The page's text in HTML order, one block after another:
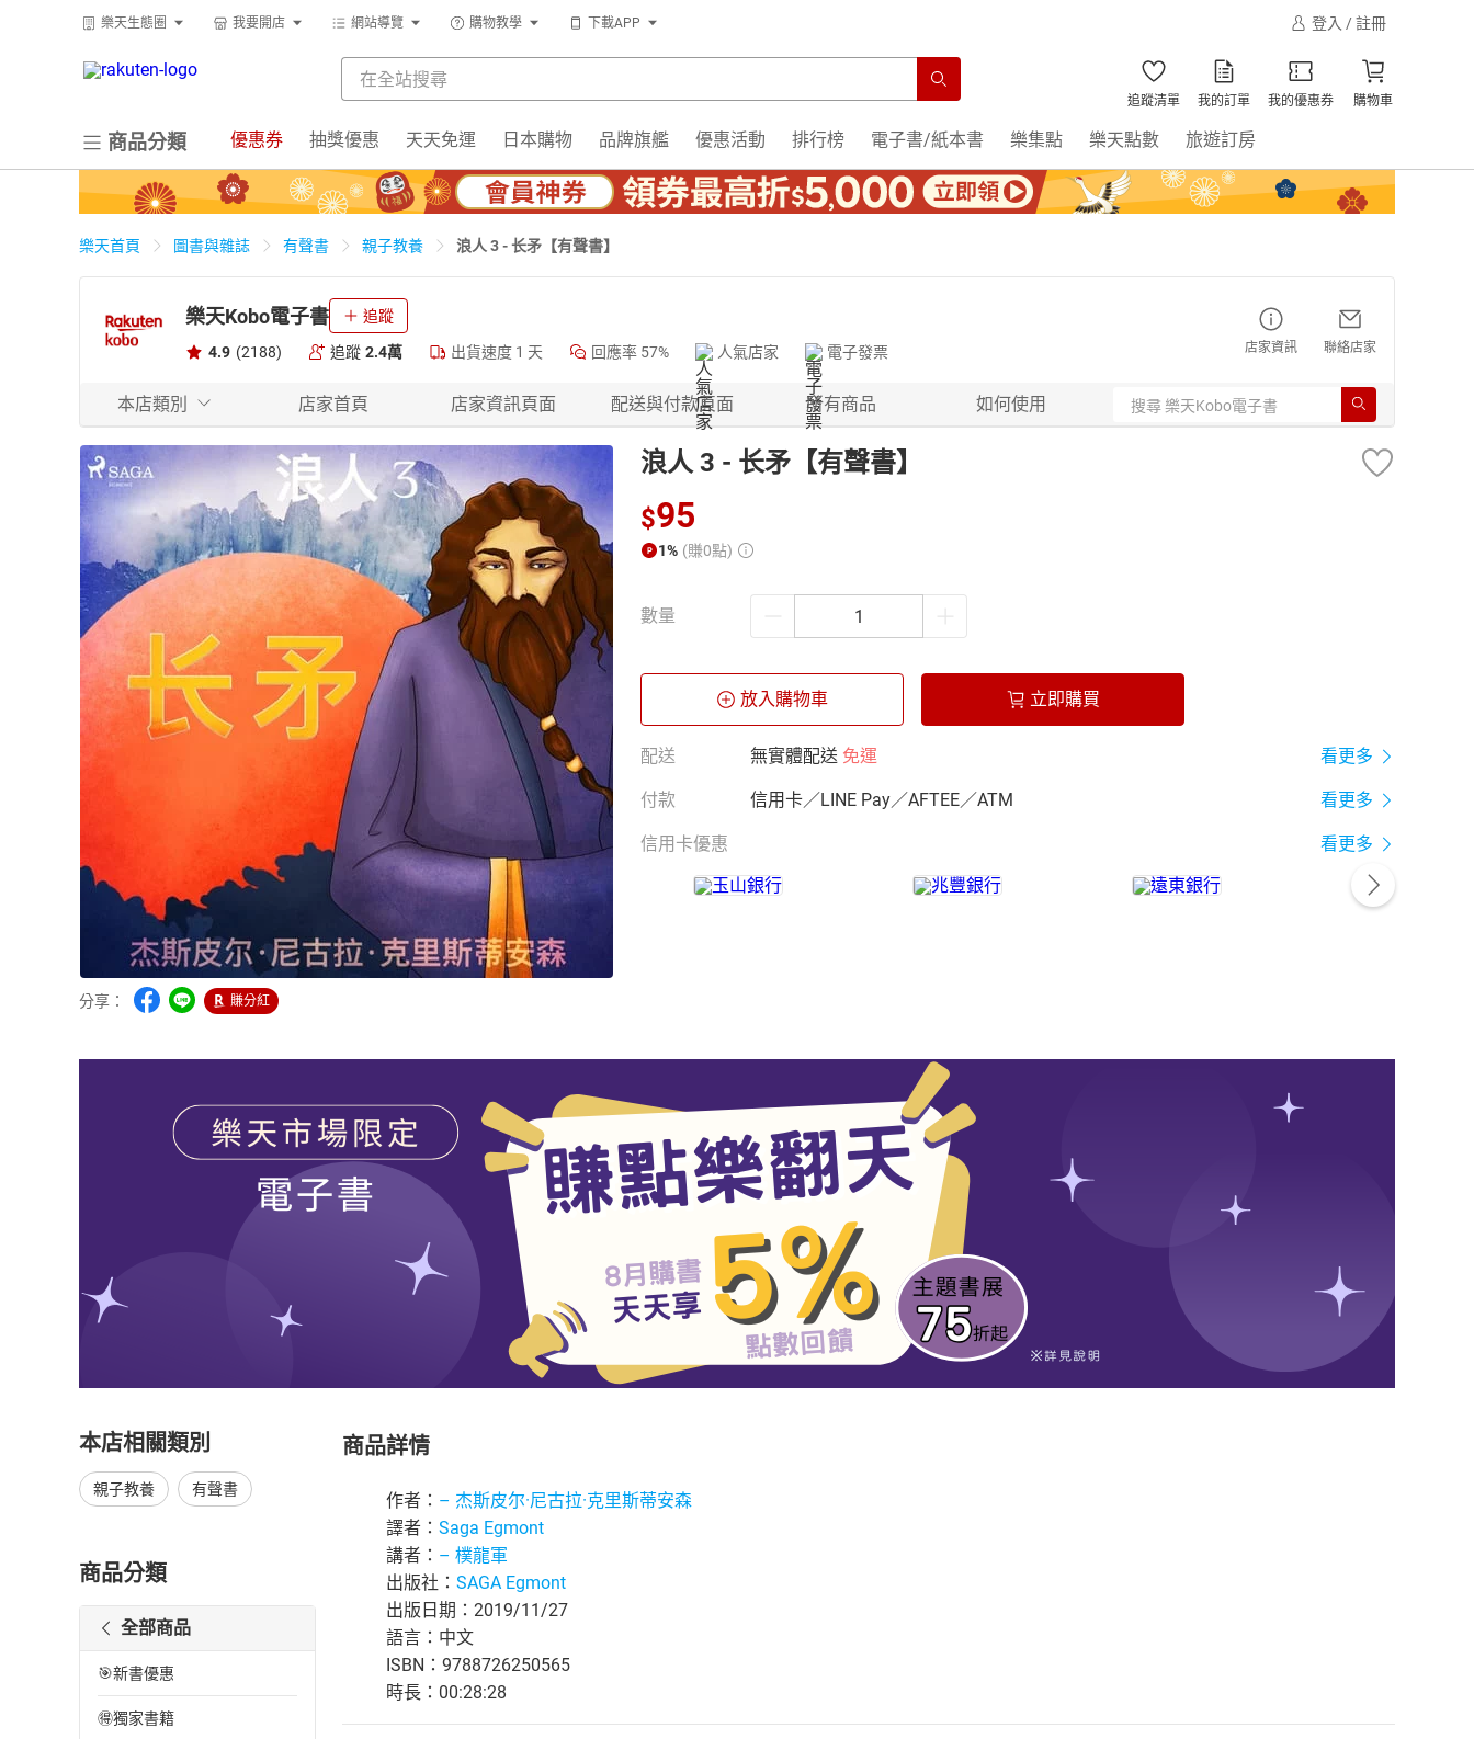
樂天生態圈 我要開店 網站導覽 購物教學 下載APP 登入 / 註冊
追蹤清單 我的訂單 我的優惠券 購物車
商品分類 優惠券 抽獎優惠 天天免運 日本購物 品牌旗艦 優惠活動 排行榜 電子書/紙本書 樂集點 樂天點數 旅遊訂房
樂天首頁 圖書與雜誌 有聲書 親子教養 浪人 3 - 长矛【有聲書】
樂天Kobo電子書 追蹤
4.9 (2188) 追蹤 2.4萬 出貨速度 1 天 回應率 57% 人氣店家 電子發票 店家資訊 聯絡店家
本店類別 店家首頁 店家資訊頁面 配送與付款頁面 所有商品 如何使用
分享： 賺分紅
浪人 3 - 长矛【有聲書】
$95
1% (賺0點)
數量
放入購物車 立即購買
配送 無實體配送 免運 看更多
付款 信用卡／LINE Pay／AFTEE／ATM 看更多
信用卡優惠 看更多
本店相關類別
親子教養 有聲書
商品分類
全部商品
🎯新書優惠
🉐獨家書籍
商品詳情
作者： – 杰斯皮尔·尼古拉·克里斯蒂安森
譯者： Saga Egmont
講者： – 樸龍軍
出版社： SAGA Egmont
出版日期：2019/11/27
語言：中文
ISBN：9788726250565
時長：00:28:28